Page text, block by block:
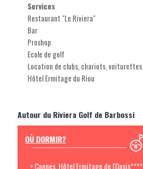
Services
Restaurant "Le Riviera"
Bar
Proshop
Ecole de golf
Location de clubs, chariots, voiturettes
Hôtel Ermitage du Riou
Autour du Riviera Golf de Barbossi
OÙ DORMIR?
> Cannes, Hôtel Ermitage de l'Oasis****